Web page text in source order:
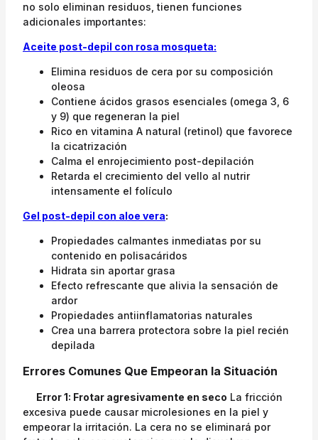
no solo eliminan residuos, tienen funciones
adicionales importantes:
Aceite post-depil con rosa mosqueta:
Elimina residuos de cera por su composición
oleosa
Contiene ácidos grasos esenciales (omega 3, 6
y 9) que regeneran la piel
Rico en vitamina A natural (retinol) que favorece
la cicatrización
Calma el enrojecimiento post-depilación
Retarda el crecimiento del vello al nutrir
intensamente el folículo
Gel post-depil con aloe vera:
Propiedades calmantes inmediatas por su
contenido en polisacáridos
Hidrata sin aportar grasa
Efecto refrescante que alivia la sensación de
ardor
Propiedades antiinflamatorias naturales
Crea una barrera protectora sobre la piel recién
depilada
Errores Comunes Que Empeoran la Situación
Error 1: Frotar agresivamente en seco La fricción
excesiva puede causar microlesiones en la piel y
empeorar la irritación. La cera no se eliminará por